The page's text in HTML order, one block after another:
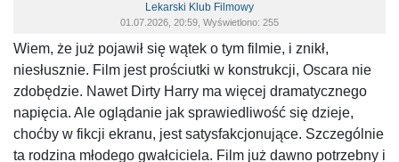
Lekarski Klub Filmowy
01.07.2026, 20:59, Wyświetlono: 255
Wiem, że już pojawił się wątek o tym filmie, i znikł,
niesłusznie. Film jest prościutki w konstrukcji, Oscara nie
zdobędzie. Nawet Dirty Harry ma więcej dramatycznego
napięcia. Ale oglądanie jak sprawiedliwość się dzieje,
choćby w fikcji ekranu, jest satysfakcjonujące. Szczególnie
ta rodzina młodego gwałciciela. Film już dawno potrzebny i